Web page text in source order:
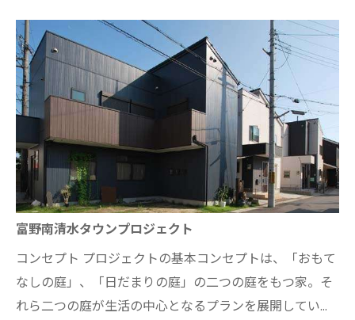
富野南清水タウンプロジェクト
コンセプト プロジェクトの基本コンセプトは、「おもて
なしの庭」、「日だまりの庭」の二つの庭をもつ家。そ
れら二つの庭が生活の中心となるプランを展開してい